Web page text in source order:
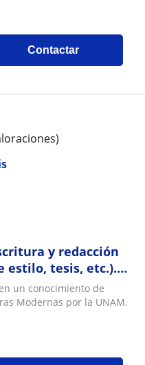
Contactar
y redacción
estilo, tesis, etc.).
Modernas
un conocimiento de
Modernas por la UNAM.